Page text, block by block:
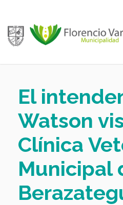
El
Watson
Clínica
Municipal